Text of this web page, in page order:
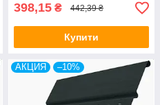
398,15 ₴ 442,39 ₴
Купити
АКЦИЯ –10%